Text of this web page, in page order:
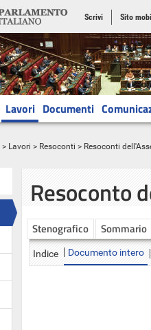
Scrivi Sito
Lavori Documenti
> Lavori > Resoconti > Resoconti
Resoconto
Stenografico Sommario
Indice Documento intero